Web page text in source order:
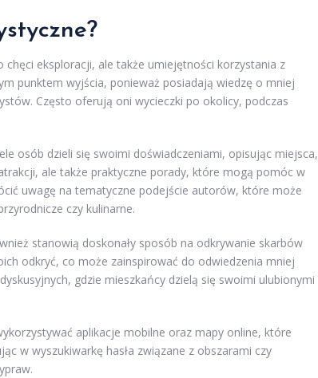
eksploracji, ale także umiejętności korzystania z
punktem wyjścia, ponieważ posiadają wiedzę o mniej
Często oferują oni wycieczki po okolicy, podczas
osób dzieli się swoimi doświadczeniami, opisując miejsca,
ale także praktyczne porady, które mogą pomóc w
uwagę na tematyczne podejście autorów, które może
czy kulinarne.
stanowią doskonały sposób na odkrywanie skarbów
odkryć, co może zainspirować do odwiedzenia mniej
gdzie mieszkańcy dzielą się swoimi ulubionymi
aplikacje mobilne oraz mapy online, które
w wyszukiwarkę hasła związane z obszarami czy